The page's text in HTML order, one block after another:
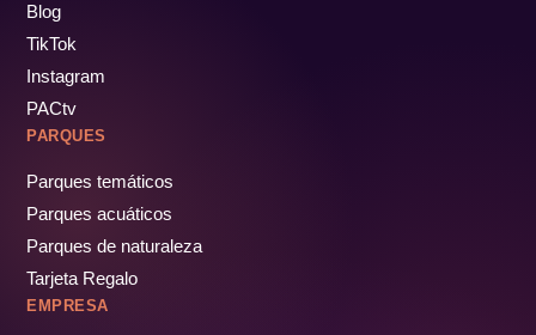
Blog
TikTok
Instagram
PACtv
PARQUES
Parques temáticos
Parques acuáticos
Parques de naturaleza
Tarjeta Regalo
EMPRESA